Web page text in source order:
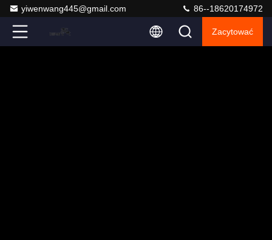
yiwenwang445@gmail.com 86--18620174972
Zacytować